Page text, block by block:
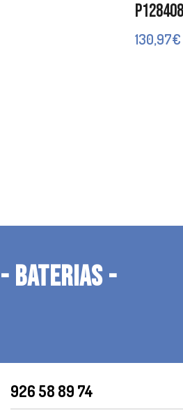
P128408
130,97€
BATERIAS -
926 58 89 74